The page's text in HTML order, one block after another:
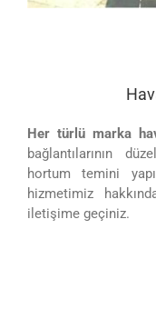
Her türlü marka
bağlantılarının
hortum temini
hizmetimiz
iletişime geçiniz.